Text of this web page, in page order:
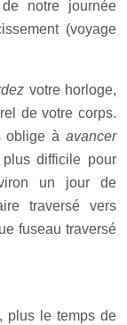
notre journée
(voyage
votre horloge,
de votre corps.
oblige à avancer
difficile pour
un jour de
traversé vers
fuseau traversé
plus le temps de